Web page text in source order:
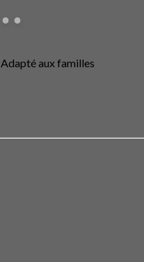
Adapté aux familles